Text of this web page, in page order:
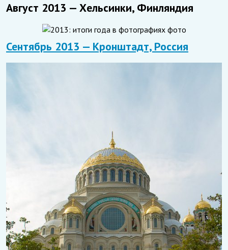
Август 2013 — Хельсинки, Финляндия
Сентябрь 2013 — Кронштадт, Россия